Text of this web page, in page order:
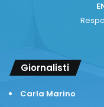
Giornalisti
Carla Marino